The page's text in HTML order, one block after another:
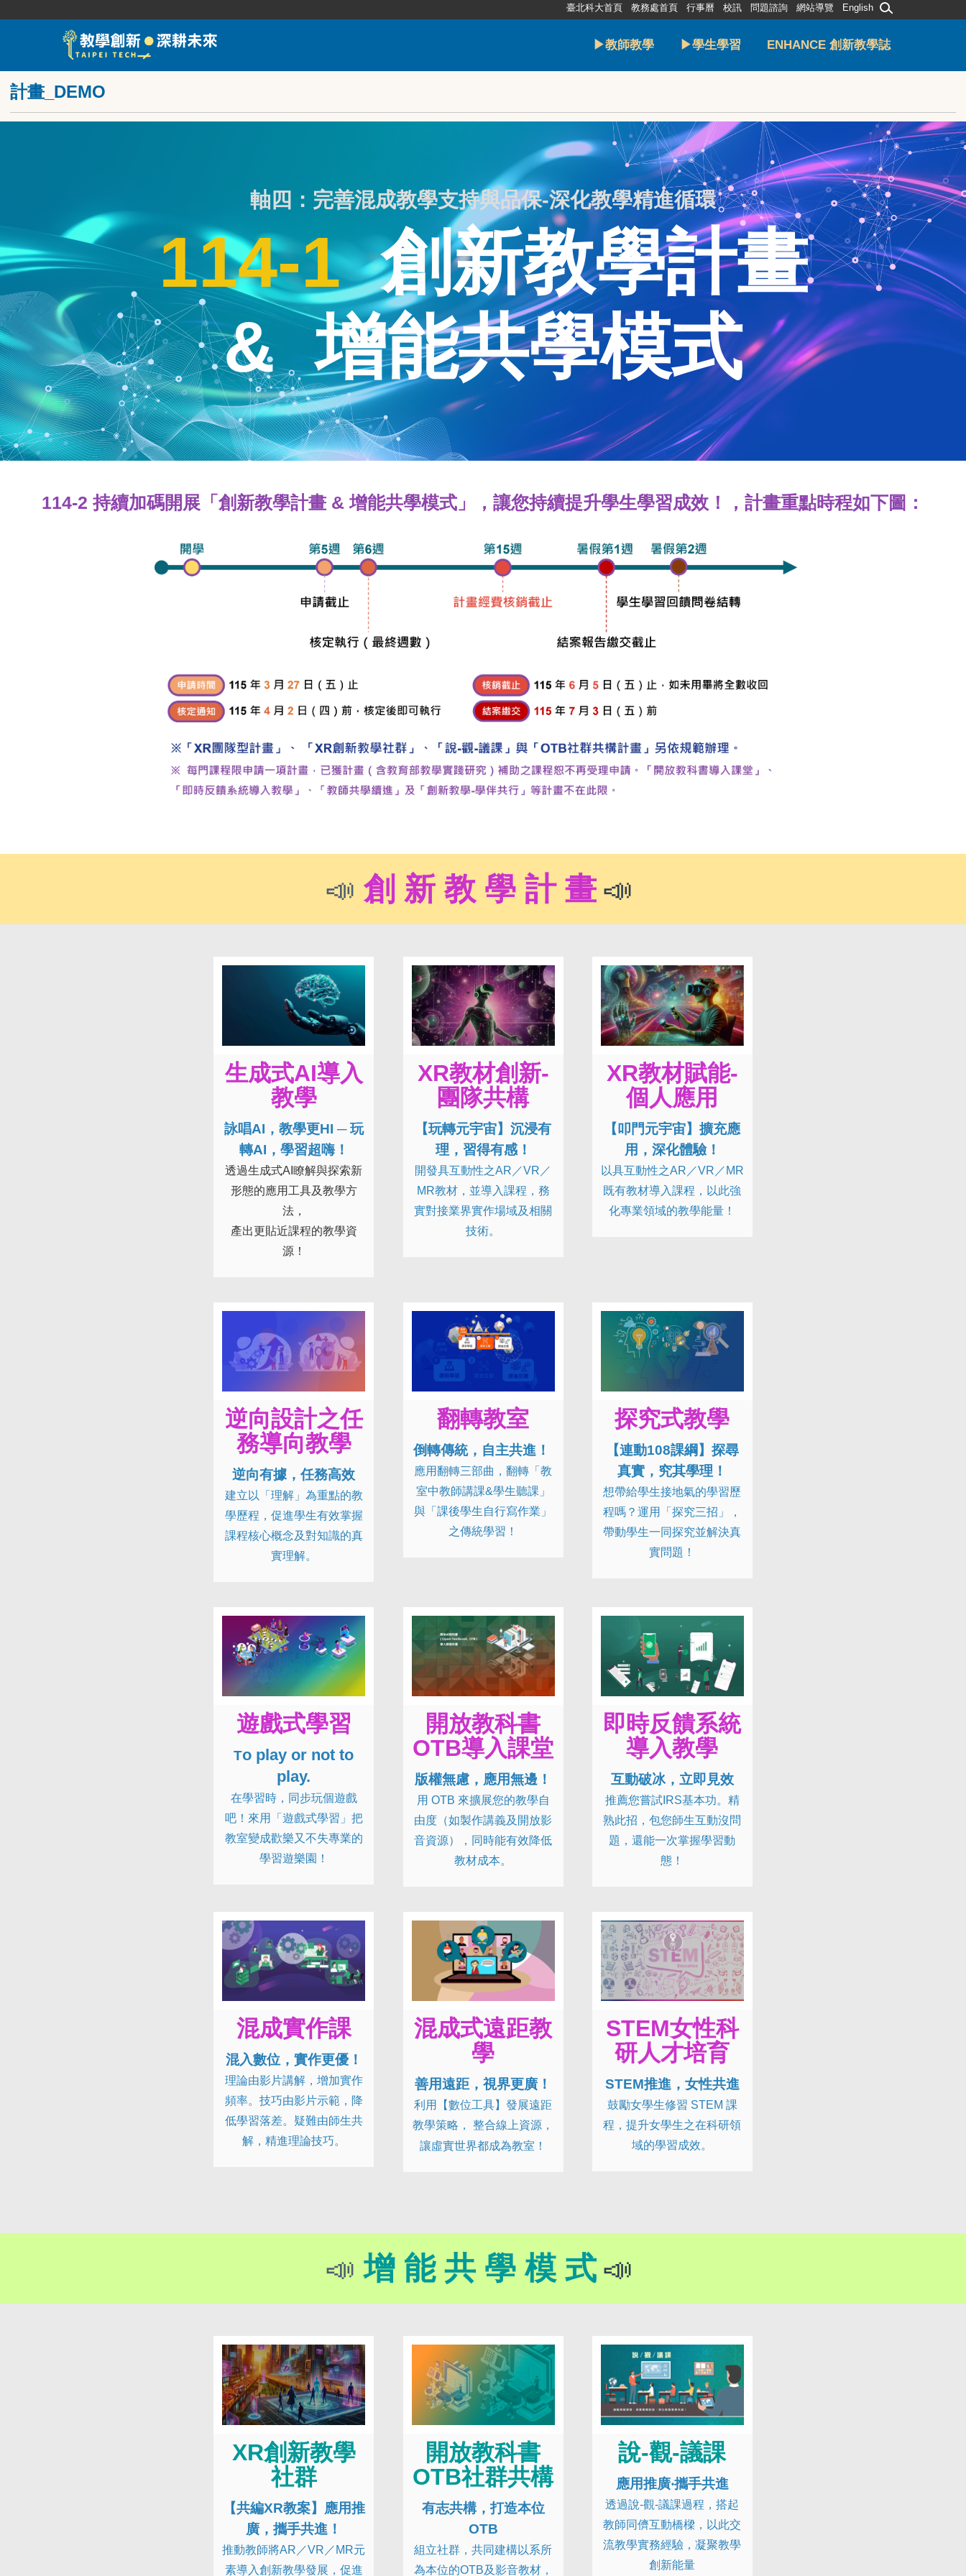
內
容
區
▶教師教學 ▶學生學習 ENHANCE 創新教學誌
臺北科大首頁 教務處首頁 行事曆 校訊 問題諮詢 網站導覽 English
計畫_DEMO
軸四：完善混成教學支持與品保-深化教學精進循環
114-1創新教學計畫
& 增能共學模式
114-2 持續加碼開展「創新教學計畫 & 增能共學模式」，讓您持續提升學生學習成效！，計畫重點時程如下圖：
📣 創 新 教 學 計 畫 📣
生成式AI導入
教學
詠唱AI，教學更HI ─ 玩
轉AI，學習超嗨！
透過生成式AI瞭解與探索新
形態的應用工具及教學方
法，
產出更貼近課程的教學資
源！
XR教材創新-
團隊共構
【玩轉元宇宙】沉浸有
理，習得有感！
開發具互動性之AR／VR／
MR教材，並導入課程，務
實對接業界實作場域及相關
技術。
XR教材賦能-
個人應用
【叩門元宇宙】擴充應
用，深化體驗！
以具互動性之AR／VR／MR
既有教材導入課程，以此強
化專業領域的教學能量！
逆向設計之任
務導向教學
逆向有據，任務高效
建立以「理解」為重點的教
學歷程，促進學生有效掌握
課程核心概念及對知識的真
實理解。
翻轉教室
倒轉傳統，自主共進！
應用翻轉三部曲，翻轉「教
室中教師講課&學生聽課」
與「課後學生自行寫作業」
之傳統學習！
探究式教學
【連動108課綱】探尋
真實，究其學理！
想帶給學生接地氣的學習歷
程嗎？運用「探究三招」，
帶動學生一同探究並解決真
實問題！
遊戲式學習
To play or not to
play.
在學習時，同步玩個遊戲
吧！來用「遊戲式學習」把
教室變成歡樂又不失專業的
學習遊樂園！
開放教科書
OTB導入課堂
版權無慮，應用無邊！
用 OTB 來擴展您的教學自
由度（如製作講義及開放影
音資源），同時能有效降低
教材成本。
即時反饋系統
導入教學
互動破冰，立即見效
推薦您嘗試IRS基本功。精
熟此招，包您師生互動沒問
題，還能一次掌握學習動
態！
混成實作課
混入數位，實作更優！
理論由影片講解，增加實作
頻率。技巧由影片示範，降
低學習落差。疑難由師生共
解，精進理論技巧。
混成式遠距教
學
善用遠距，視界更廣！
利用【數位工具】發展遠距
教學策略， 整合線上資源，
讓虛實世界都成為教室！
STEM女性科
研人才培育
STEM推進，女性共進
鼓勵女學生修習 STEM 課
程，提升女學生之在科研領
域的學習成效。
📣增 能 共 學 模 式 📣
XR創新教學
社群
【共編XR教案】應用推
廣，攜手共進！
推動教師將AR／VR／MR元
素導入創新教學發展，促進
開放教科書
OTB社群共構
有志共構，打造本位
OTB
組立社群，共同建構以系所
為本位的OTB及影音教材，
說-觀-議課
應用推廣‧攜手共進
透過說-觀-議課過程，搭起
教師同儕互動橋樑，以此交
流教學實務經驗，凝聚教學
創新能量